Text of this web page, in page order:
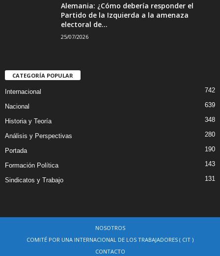
Alemania: ¿Cómo debería responder el
Partido de la Izquierda a la amenaza
electoral de...
25/07/2026
CATEGORÍA POPULAR
Internacional 742
Nacional 639
Historia y Teoría 348
Análisis y Perspectivas 280
Portada 190
Formación Política 143
Sindicatos y Trabajo 131
NOSOTROS
COMITÉ POR UNA INTERNACIONAL DE LOS TRABAJADORES ( CIT )
CONTACTO